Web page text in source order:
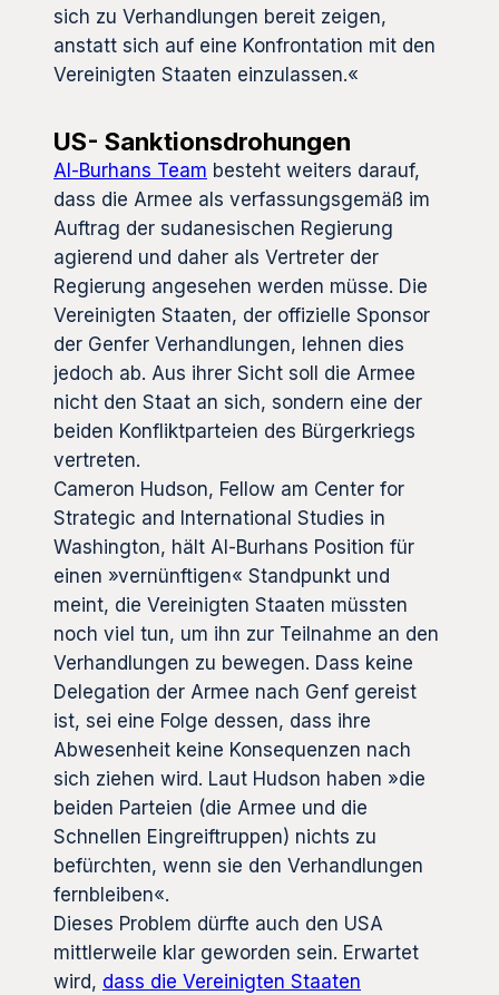
sich zu Verhandlungen bereit zeigen,
anstatt sich auf eine Konfrontation mit den
Vereinigten Staaten einzulassen.«
US- Sanktionsdrohungen
Al-Burhans Team besteht weiters darauf,
dass die Armee als verfassungsgemäß im
Auftrag der sudanesischen Regierung
agierend und daher als Vertreter der
Regierung angesehen werden müsse. Die
Vereinigten Staaten, der offizielle Sponsor
der Genfer Verhandlungen, lehnen dies
jedoch ab. Aus ihrer Sicht soll die Armee
nicht den Staat an sich, sondern eine der
beiden Konfliktparteien des Bürgerkriegs
vertreten.
Cameron Hudson, Fellow am Center for
Strategic and International Studies in
Washington, hält Al-Burhans Position für
einen »vernünftigen« Standpunkt und
meint, die Vereinigten Staaten müssten
noch viel tun, um ihn zur Teilnahme an den
Verhandlungen zu bewegen. Dass keine
Delegation der Armee nach Genf gereist
ist, sei eine Folge dessen, dass ihre
Abwesenheit keine Konsequenzen nach
sich ziehen wird. Laut Hudson haben »die
beiden Parteien (die Armee und die
Schnellen Eingreiftruppen) nichts zu
befürchten, wenn sie den Verhandlungen
fernbleiben«.
Dieses Problem dürfte auch den USA
mittlerweile klar geworden sein. Erwartet
wird, dass die Vereinigten Staaten